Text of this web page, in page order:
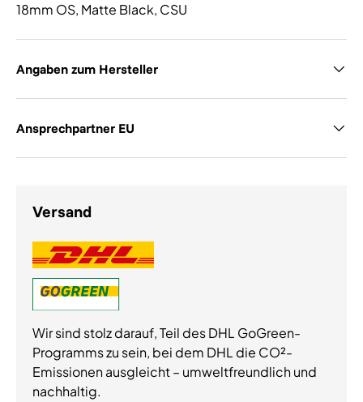
18mm OS, Matte Black, CSU
Angaben zum Hersteller
Ansprechpartner EU
Versand
Wir sind stolz darauf, Teil des DHL GoGreen-
Programms zu sein, bei dem DHL die CO²-
Emissionen ausgleicht – umweltfreundlich und
nachhaltig.